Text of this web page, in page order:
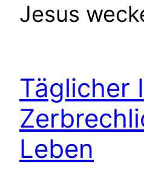
Jesus
Täglicher
Leben